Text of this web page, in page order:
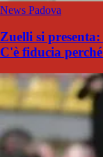
News Padova
Zuelli si
C'è fiducia